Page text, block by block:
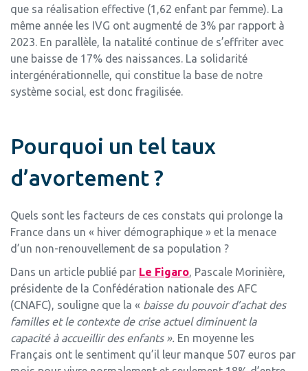
que sa réalisation effective (1,62 enfant par femme). La
même année les IVG ont augmenté de 3% par rapport à
2023. En parallèle, la natalité continue de s’effriter avec
une baisse de 17% des naissances. La solidarité
intergénérationnelle, qui constitue la base de notre
système social, est donc fragilisée.
Pourquoi un tel taux
d’avortement ?
Quels sont les facteurs de ces constats qui prolonge la
France dans un « hiver démographique » et la menace
d’un non-renouvellement de sa population ?
Dans un article publié par Le Figaro, Pascale Morinière,
présidente de la Confédération nationale des AFC
(CNAFC), souligne que la « baisse du pouvoir d’achat des
familles et le contexte de crise actuel diminuent la
capacité à accueillir des enfants ». En moyenne les
Français ont le sentiment qu’il leur manque 507 euros par